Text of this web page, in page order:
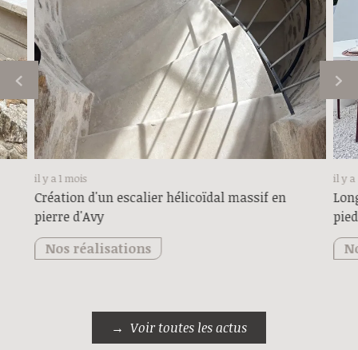
il y a 1 mois
Création d'un escalier hélicoïdal massif en
pierre d'Avy
Nos réalisations
il y a
Voir toutes les actus